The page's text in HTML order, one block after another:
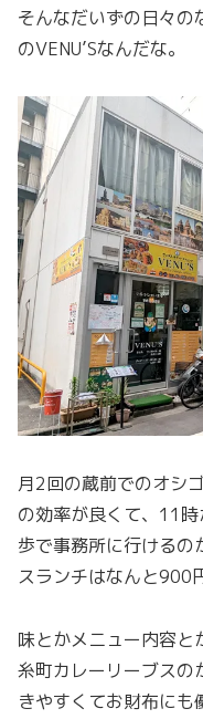
そんなだいずの日々の
のVENU’Sなんだな。
月2回の蔵前でのオシ
の効率が良くて、11
歩で事務所に行けるの
スランチはなんと900
味とかメニュー内容
糸町カレーリーブスの
きやすくてお財布に